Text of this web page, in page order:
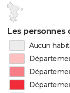
Les personnes
Aucun